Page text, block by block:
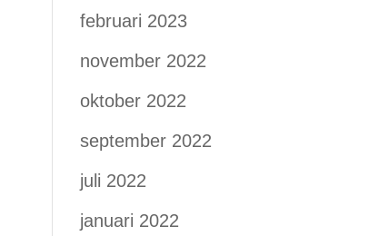
februari 2023
november 2022
oktober 2022
september 2022
juli 2022
januari 2022